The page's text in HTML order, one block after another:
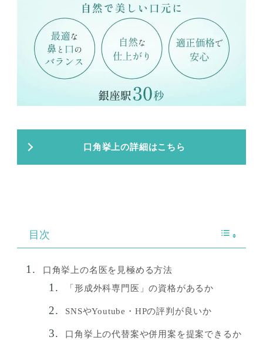
口角挙上の詳細はこちら
目次
口角挙上の名医を見極める方法
「形成外科専門医」の資格があるか
SNSやYoutube・HPの評判が良いか
口角挙上の代替案や併用案を提案できるか